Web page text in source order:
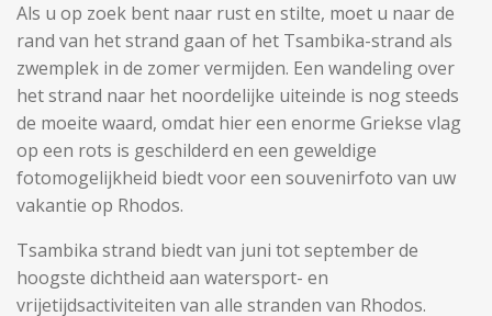
Als u op zoek bent naar rust en stilte, moet u naar de
rand van het strand gaan of het Tsambika-strand als
zwemplek in de zomer vermijden. Een wandeling over
het strand naar het noordelijke uiteinde is nog steeds
de moeite waard, omdat hier een enorme Griekse vlag
op een rots is geschilderd en een geweldige
fotomogelijkheid biedt voor een souvenirfoto van uw
vakantie op Rhodos.
Tsambika strand biedt van juni tot september de
hoogste dichtheid aan watersport- en
vrijetijdsactiviteiten van alle stranden van Rhodos.